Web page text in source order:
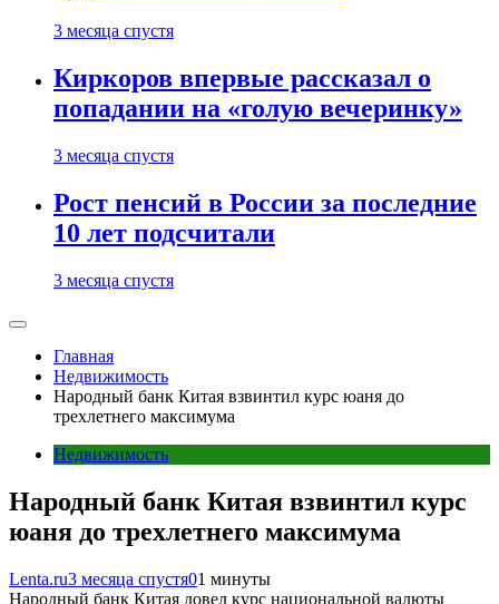
3 месяца спустя
Киркоров впервые рассказал о
попадании на «голую вечеринку»
3 месяца спустя
Рост пенсий в России за последние
10 лет подсчитали
3 месяца спустя
Главная
Недвижимость
Народный банк Китая взвинтил курс юаня до
трехлетнего максимума
Недвижимость
Народный банк Китая взвинтил курс
юаня до трехлетнего максимума
Lenta.ru3 месяца спустя01 минуты
Народный банк Китая довел курс национальной валюты